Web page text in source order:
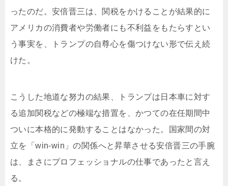
ったのだ。安倍晋三は、関税をかけることが結果的に
アメリカの消費者や労働者にも不利益をもたらすとい
う事実を、トランプの自尊心を傷つけない形で伝え続
けた。
こうした地道な努力の結果、トランプは日本車に対す
る追加関税などの極端な措置を、かつての在任期間中
ついに本格的に発動することはなかった。国家間の対
立を「win-win」の関係へと昇華させる安倍晋三の手腕
は、まさにプロフェッショナルの仕事であったと言え
る。